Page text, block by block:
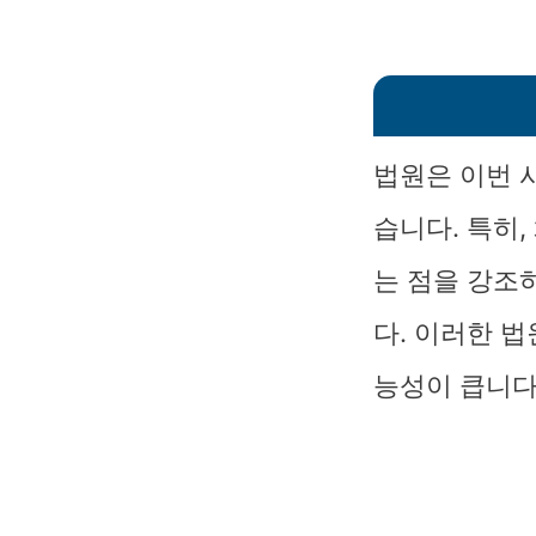
법원은 이번
습니다. 특히
는 점을 강조
다. 이러한
능성이 큽니